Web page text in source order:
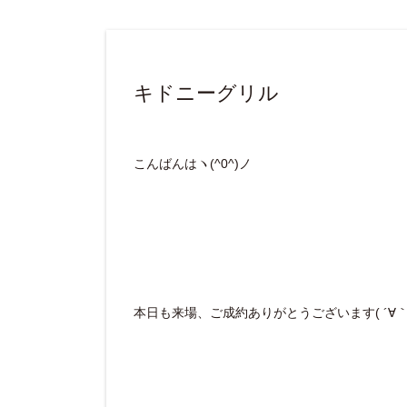
キドニーグリル
こんばんはヽ(^0^)ノ
本日も来場、ご成約ありがとうございます( ´∀